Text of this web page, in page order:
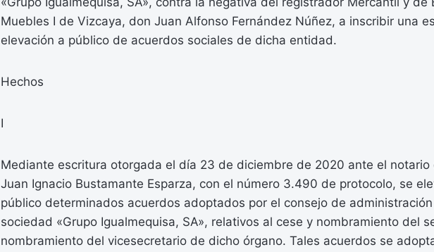
Muebles I de Vizcaya, don Juan Alfonso Fernández Núñez, a inscribir una
elevación a público de acuerdos sociales de dicha entidad.
Hechos
I
Mediante escritura otorgada el día 23 de diciembre de 2020 ante el notario
Juan Ignacio Bustamante Esparza, con el número 3.490 de protocolo, se
público determinados acuerdos adoptados por el consejo de
sociedad «Grupo Igualmequisa, SA», relativos al cese y nombramiento del
nombramiento del vicesecretario de dicho órgano. Tales acuerdos se